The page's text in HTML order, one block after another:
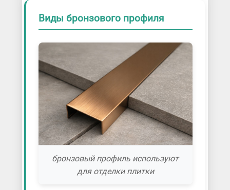
Виды бронзового профиля
бронзовый профиль используют
для отделки плитки